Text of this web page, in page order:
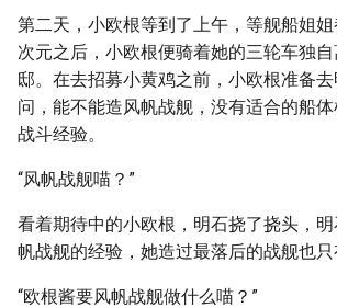
第二天，小欧根等到了上午，等舰船姐
次元之后，小欧根便骑着她的三轮车独
邸。在去招募小黄鸡之前，小欧根准备
问，能不能造风帆战舰，没有适合的船
战斗经验。
“风帆战舰喵？”
看着期待中的小欧根，明石挠了挠头，
帆战舰的经验，她造过最落后的战舰也只
“欧根酱要风帆战舰做什么喵？”